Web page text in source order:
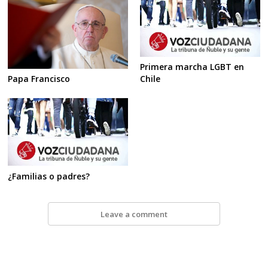
Papa Francisco
Primera marcha LGBT en
Chile
¿Familias o padres?
Leave a comment